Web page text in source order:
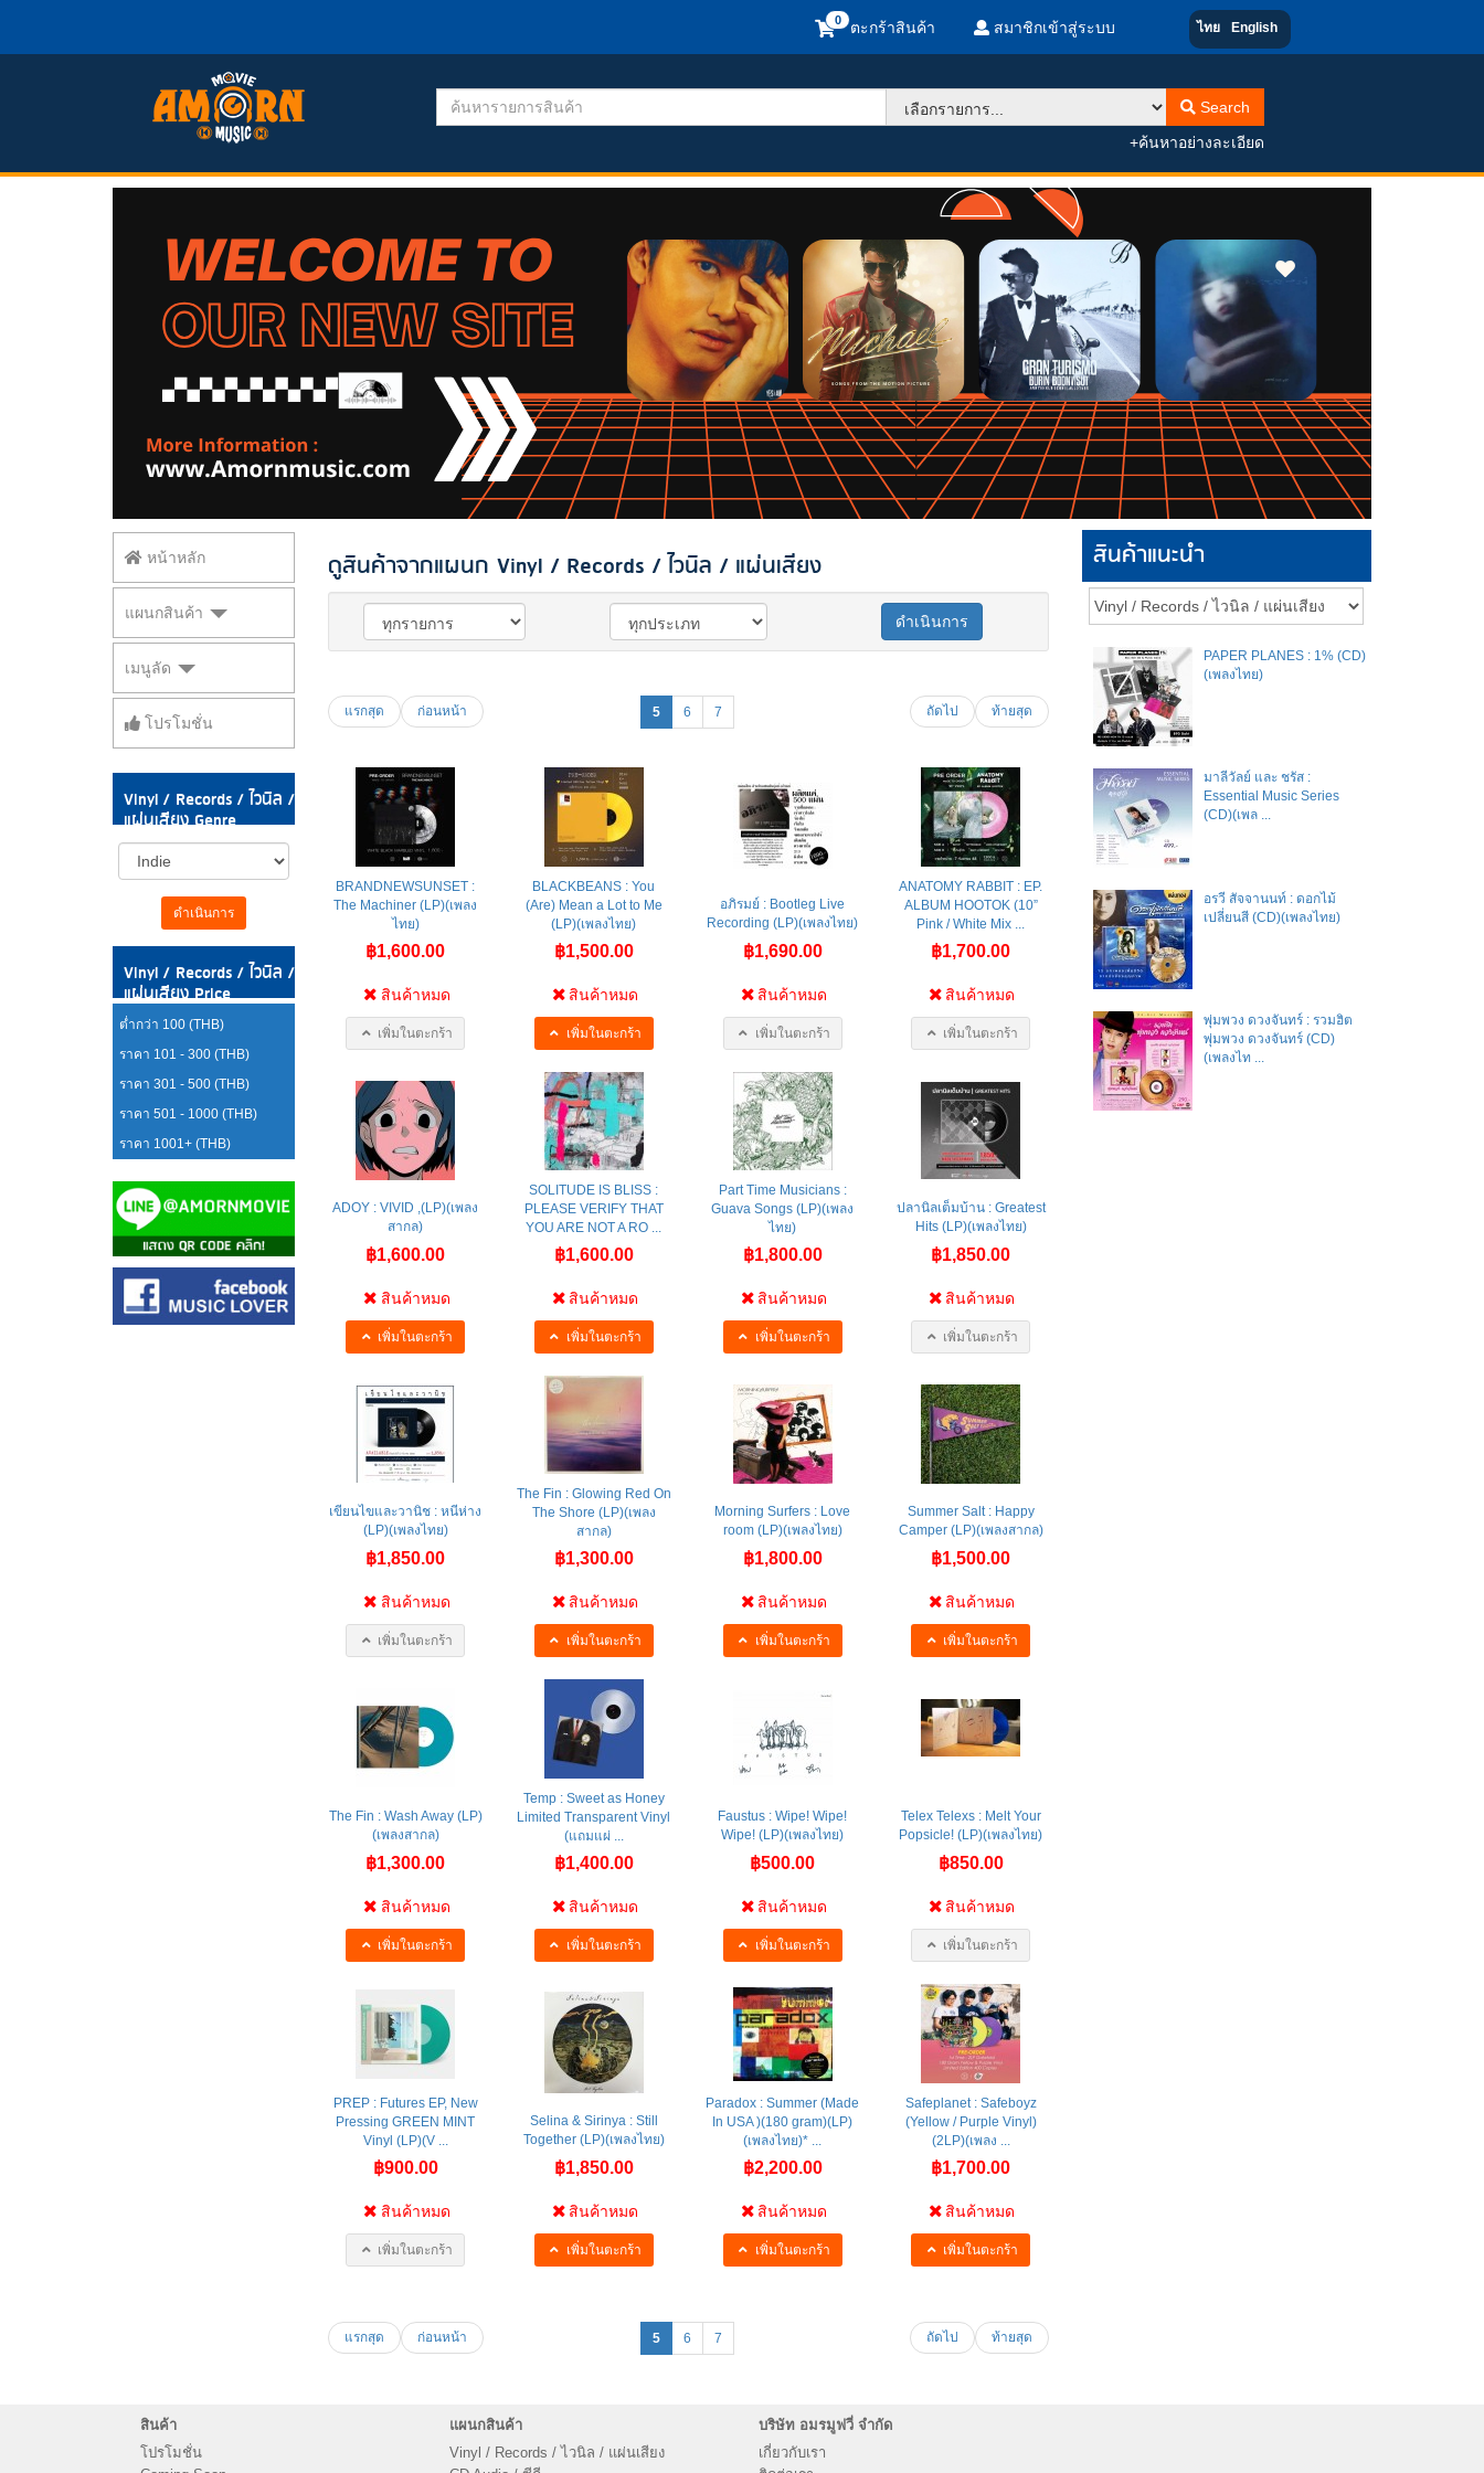
ตะกร้าสินค้า สมาชิกเข้าสู่ระบบ ไทย English
Search
+ค้นหาอย่างละเอียด
หน้าหลัก
แผนกสินค้า
เมนูลัด
โปรโมชั่น
Vinyl / Records / ไวนิล /
แผ่นเสียง Genre
ดำเนินการ
Vinyl / Records / ไวนิล /
แผ่นเสียง Price
ต่ำกว่า 100 (THB)
ราคา 101 - 300 (THB)
ราคา 301 - 500 (THB)
ราคา 501 - 1000 (THB)
ราคา 1001+ (THB)
ดูสินค้าจากแผนก Vinyl / Records / ไวนิล / แผ่นเสียง
ดำเนินการ
แรกสุด ก่อนหน้า 5 6 7 ถัดไป ท้ายสุด
BRANDNEWSUNSET :
The Machiner (LP)(เพลง
ไทย)
฿1,600.00
สินค้าหมด
เพิ่มในตะกร้า
BLACKBEANS : You
(Are) Mean a Lot to Me
(LP)(เพลงไทย)
฿1,500.00
สินค้าหมด
เพิ่มในตะกร้า
อภิรมย์ : Bootleg Live
Recording (LP)(เพลงไทย)
฿1,690.00
สินค้าหมด
เพิ่มในตะกร้า
ANATOMY RABBIT : EP.
ALBUM HOOTOK (10”
Pink / White Mix ...
฿1,700.00
สินค้าหมด
เพิ่มในตะกร้า
ADOY : VIVID ,(LP)(เพลง
สากล)
฿1,600.00
สินค้าหมด
เพิ่มในตะกร้า
SOLITUDE IS BLISS :
PLEASE VERIFY THAT
YOU ARE NOT A RO ...
฿1,600.00
สินค้าหมด
เพิ่มในตะกร้า
Part Time Musicians :
Guava Songs (LP)(เพลง
ไทย)
฿1,800.00
สินค้าหมด
เพิ่มในตะกร้า
ปลานิลเต็มบ้าน : Greatest
Hits (LP)(เพลงไทย)
฿1,850.00
สินค้าหมด
เพิ่มในตะกร้า
เขียนไขและวานิช : หนีห่าง
(LP)(เพลงไทย)
฿1,850.00
สินค้าหมด
เพิ่มในตะกร้า
The Fin : Glowing Red On
The Shore (LP)(เพลง
สากล)
฿1,300.00
สินค้าหมด
เพิ่มในตะกร้า
Morning Surfers : Love
room (LP)(เพลงไทย)
฿1,800.00
สินค้าหมด
เพิ่มในตะกร้า
Summer Salt ‎: Happy
Camper (LP)(เพลงสากล)
฿1,500.00
สินค้าหมด
เพิ่มในตะกร้า
The Fin : Wash Away (LP)
(เพลงสากล)
฿1,300.00
สินค้าหมด
เพิ่มในตะกร้า
Temp : Sweet as Honey
Limited Transparent Vinyl
(แถมแผ่ ...
฿1,400.00
สินค้าหมด
เพิ่มในตะกร้า
Faustus : Wipe! Wipe!
Wipe! (LP)(เพลงไทย)
฿500.00
สินค้าหมด
เพิ่มในตะกร้า
Telex Telexs : Melt Your
Popsicle! (LP)(เพลงไทย)
฿850.00
สินค้าหมด
เพิ่มในตะกร้า
PREP : Futures EP, New
Pressing GREEN MINT
Vinyl (LP)(V ...
฿900.00
สินค้าหมด
เพิ่มในตะกร้า
Selina & Sirinya : Still
Together (LP)(เพลงไทย)
฿1,850.00
สินค้าหมด
เพิ่มในตะกร้า
Paradox : Summer (Made
In USA )(180 gram)(LP)
(เพลงไทย)* ...
฿2,200.00
สินค้าหมด
เพิ่มในตะกร้า
Safeplanet : Safeboyz
(Yellow / Purple Vinyl)
(2LP)(เพลง ...
฿1,700.00
สินค้าหมด
เพิ่มในตะกร้า
แรกสุด ก่อนหน้า 5 6 7 ถัดไป ท้ายสุด
สินค้าแนะนำ
PAPER PLANES : 1% (CD)
(เพลงไทย)
มาลีวัลย์​ และ​ ชรัส​ :
Essential Music Series
(CD)(เพล ...
อรวี สัจจานนท์ : ดอกไม้
เปลี่ยนสี (CD)(เพลงไทย)
พุ่มพวง ดวงจันทร์ : รวมฮิต
พุ่มพวง ดวงจันทร์ (CD)
(เพลงไท ...
สินค้า
โปรโมชั่น
แผนกสินค้า
Vinyl / Records / ไวนิล / แผ่นเสียง
บริษัท อมรมูฟวี่ จำกัด
เกี่ยวกับเรา